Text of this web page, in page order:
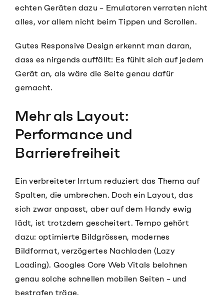
echten Geräten dazu – Emulatoren verraten nicht
alles, vor allem nicht beim Tippen und Scrollen.
Gutes Responsive Design erkennt man daran,
dass es nirgends auffällt: Es fühlt sich auf jedem
Gerät an, als wäre die Seite genau dafür
gemacht.
Mehr als Layout:
Performance und
Barrierefreiheit
Ein verbreiteter Irrtum reduziert das Thema auf
Spalten, die umbrechen. Doch ein Layout, das
sich zwar anpasst, aber auf dem Handy ewig
lädt, ist trotzdem gescheitert. Tempo gehört
dazu: optimierte Bildgrössen, modernes
Bildformat, verzögertes Nachladen (Lazy
Loading). Googles Core Web Vitals belohnen
genau solche schnellen mobilen Seiten – und
bestrafen träge.